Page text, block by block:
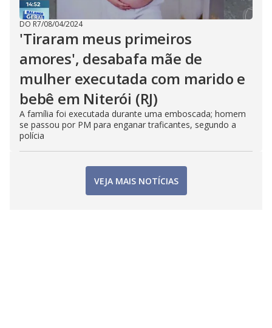
DO R7/08/04/2024
'Tiraram meus primeiros
amores', desabafa mãe de
mulher executada com marido e
bebê em Niterói (RJ)
A família foi executada durante uma emboscada; homem
se passou por PM para enganar traficantes, segundo a
polícia
VEJA MAIS NOTÍCIAS